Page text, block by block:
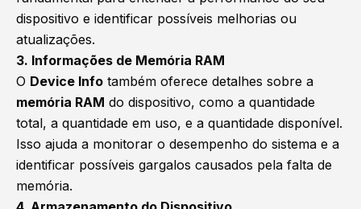
dispositivo e identificar possíveis melhorias ou
atualizações.
3. Informações de Memória RAM
O Device Info também oferece detalhes sobre a
memória RAM do dispositivo, como a quantidade
total, a quantidade em uso, e a quantidade disponível.
Isso ajuda a monitorar o desempenho do sistema e a
identificar possíveis gargalos causados pela falta de
memória.